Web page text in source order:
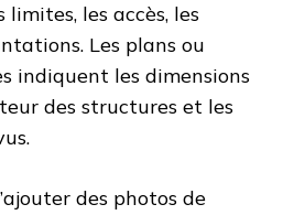
les accès, les
Les plans ou
indiquent les dimensions
des structures et les
des photos de